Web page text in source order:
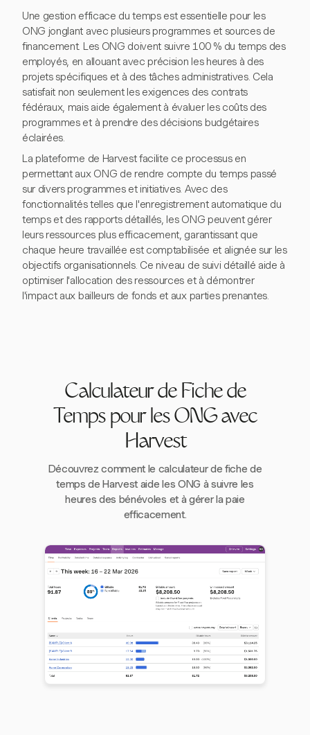
Une gestion efficace du temps est essentielle pour les
ONG jonglant avec plusieurs programmes et sources de
financement. Les ONG doivent suivre 100 % du temps des
employés, en allouant avec précision les heures à des
projets spécifiques et à des tâches administratives. Cela
satisfait non seulement les exigences des contrats
fédéraux, mais aide également à évaluer les coûts des
programmes et à prendre des décisions budgétaires
éclairées.
La plateforme de Harvest facilite ce processus en
permettant aux ONG de rendre compte du temps passé
sur divers programmes et initiatives. Avec des
fonctionnalités telles que l'enregistrement automatique du
temps et des rapports détaillés, les ONG peuvent gérer
leurs ressources plus efficacement, garantissant que
chaque heure travaillée est comptabilisée et alignée sur les
objectifs organisationnels. Ce niveau de suivi détaillé aide à
optimiser l'allocation des ressources et à démontrer
l'impact aux bailleurs de fonds et aux parties prenantes.
Calculateur de Fiche de
Temps pour les ONG avec
Harvest
Découvrez comment le calculateur de fiche de
temps de Harvest aide les ONG à suivre les
heures des bénévoles et à gérer la paie
efficacement.